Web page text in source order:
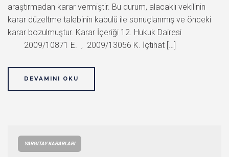
araştırmadan karar vermiştir. Bu durum, alacaklı vekilinin
karar düzeltme talebinin kabulü ile sonuçlanmış ve önceki
karar bozulmuştur. Karar İçeriği 12. Hukuk Dairesi
2009/10871 E. , 2009/13056 K. İçtihat […]
DEVAMINI OKU
YARGITAY KARARLARI